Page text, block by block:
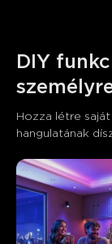
DIY
Hozza létre
hangulatának